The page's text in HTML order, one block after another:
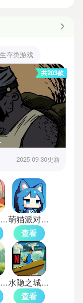
存类游戏
共203款
2025-09-30更新
出发吧麦芬国际服 萌猫派对联机版
查看
拉娜星球手机版 水隐之城单机版
查看